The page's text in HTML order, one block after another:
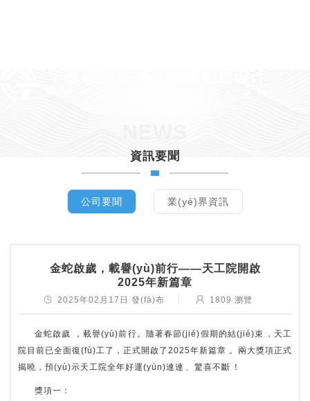
資訊要聞
公司要聞 業(yè)界資訊
金蛇啟歲，載譽(yù)前行——天工院開啟
2025年新篇章
2025年02月17日 發(fā)布 1809 瀏覽
金蛇啟歲，載譽(yù)前行。隨著春節(jié)假期的結(jié)束，天工
院目前已全面復(fù)工了，正式開啟了2025年新篇章。兩大獎項正式
揭曉，預(yù)示天工院全年好運(yùn)連連、驚喜不斷！
獎項一：